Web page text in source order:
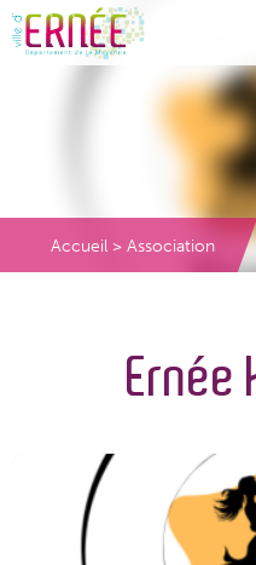
Accueil > Association
Ernée